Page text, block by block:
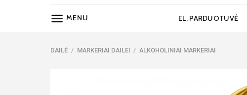
MENU EL. PARDUOTUVĖ
DAILĖ / MARKERIAI DAILEI / ALKOHOLINIAI MARKERIAI